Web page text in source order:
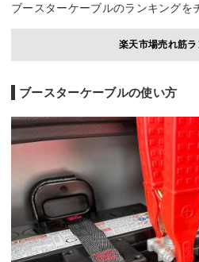
ブースターケーブルのランキングを
楽天市場売れ筋
ブースターケーブルの使い方